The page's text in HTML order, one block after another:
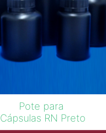
Pote para
Cápsulas RN Preto